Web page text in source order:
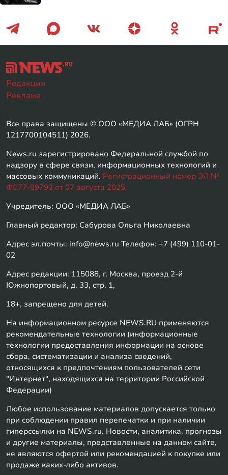
Редакция
Реклама
Все права защищены © ООО «МЕДИА ЛАБ» (ОГРН
1217700104511) 2026.
News.ru зарегистрировано Федеральной службой по
надзору в сфере связи, информационных технологий и
массовых коммуникаций. Регистрационный номер ЭЛ №
ФС77-89793 от 07 августа 2025.
Учредитель: ООО «МЕДИА ЛАБ»
Главный редактор: Сабурова Ольга Николаевна
Адрес эл.почты: info@news.ru Телефон: +7 (499) 110-01-
02
Адрес редакции: 115088, г. Москва, проезд 2-й
Южнопортовый, д. 33, стр. 1,
18+, запрещено для детей.
На информационном ресурсе NEWS.RU применяются
рекомендательные технологии (информационные
технологии предоставления информации на основе
сбора, систематизации и анализа сведений,
относящихся к предпочтениям пользователей сети
"Интернет", находящихся на территории Российской
Федерации)
Любое использование материалов допускается только
при соблюдении правил перепечатки и при наличии
гиперссылки на NEWS.ru. Новости, аналитика, прогнозы
и другие материалы, представленные на данном сайте,
не являются офертой или рекомендацией к покупке или
продаже каких-либо активов.